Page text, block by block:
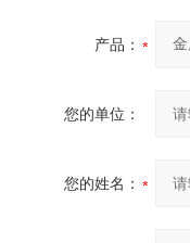
产品：
您的单位：
您的姓名：